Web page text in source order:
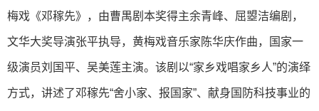
梅戏《邓稼先》，由曹禺剧本奖得主余青峰、屈曌洁编剧，
文华大奖导演张平执导，黄梅戏音乐家陈华庆作曲，国家一
级演员刘国平、吴美莲主演。该剧以“家乡戏唱家乡人”的演绎
方式，讲述了邓稼先“舍小家、报国家”、献身国防科技事业的